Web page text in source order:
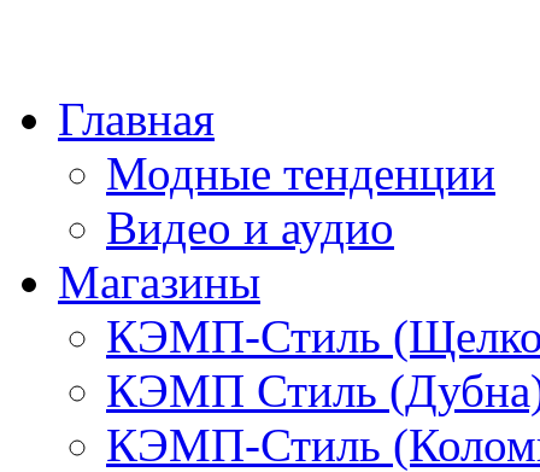
Главная
Модные тенденции
Видео и аудио
Магазины
КЭМП-Стиль
КЭМП Стиль
КЭМП-Стиль